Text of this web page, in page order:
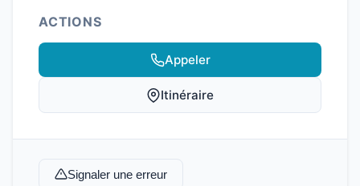
ACTIONS
Appeler
Itinéraire
Signaler une erreur